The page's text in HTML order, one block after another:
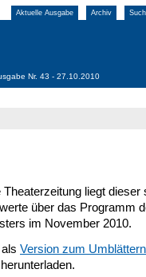
Aktuelle Ausgabe Archiv
Nr. 43 - 27.10.2010
Theaterzeitung liegt dieser
über das Programm
im November 2010.
Version zum Umblättern